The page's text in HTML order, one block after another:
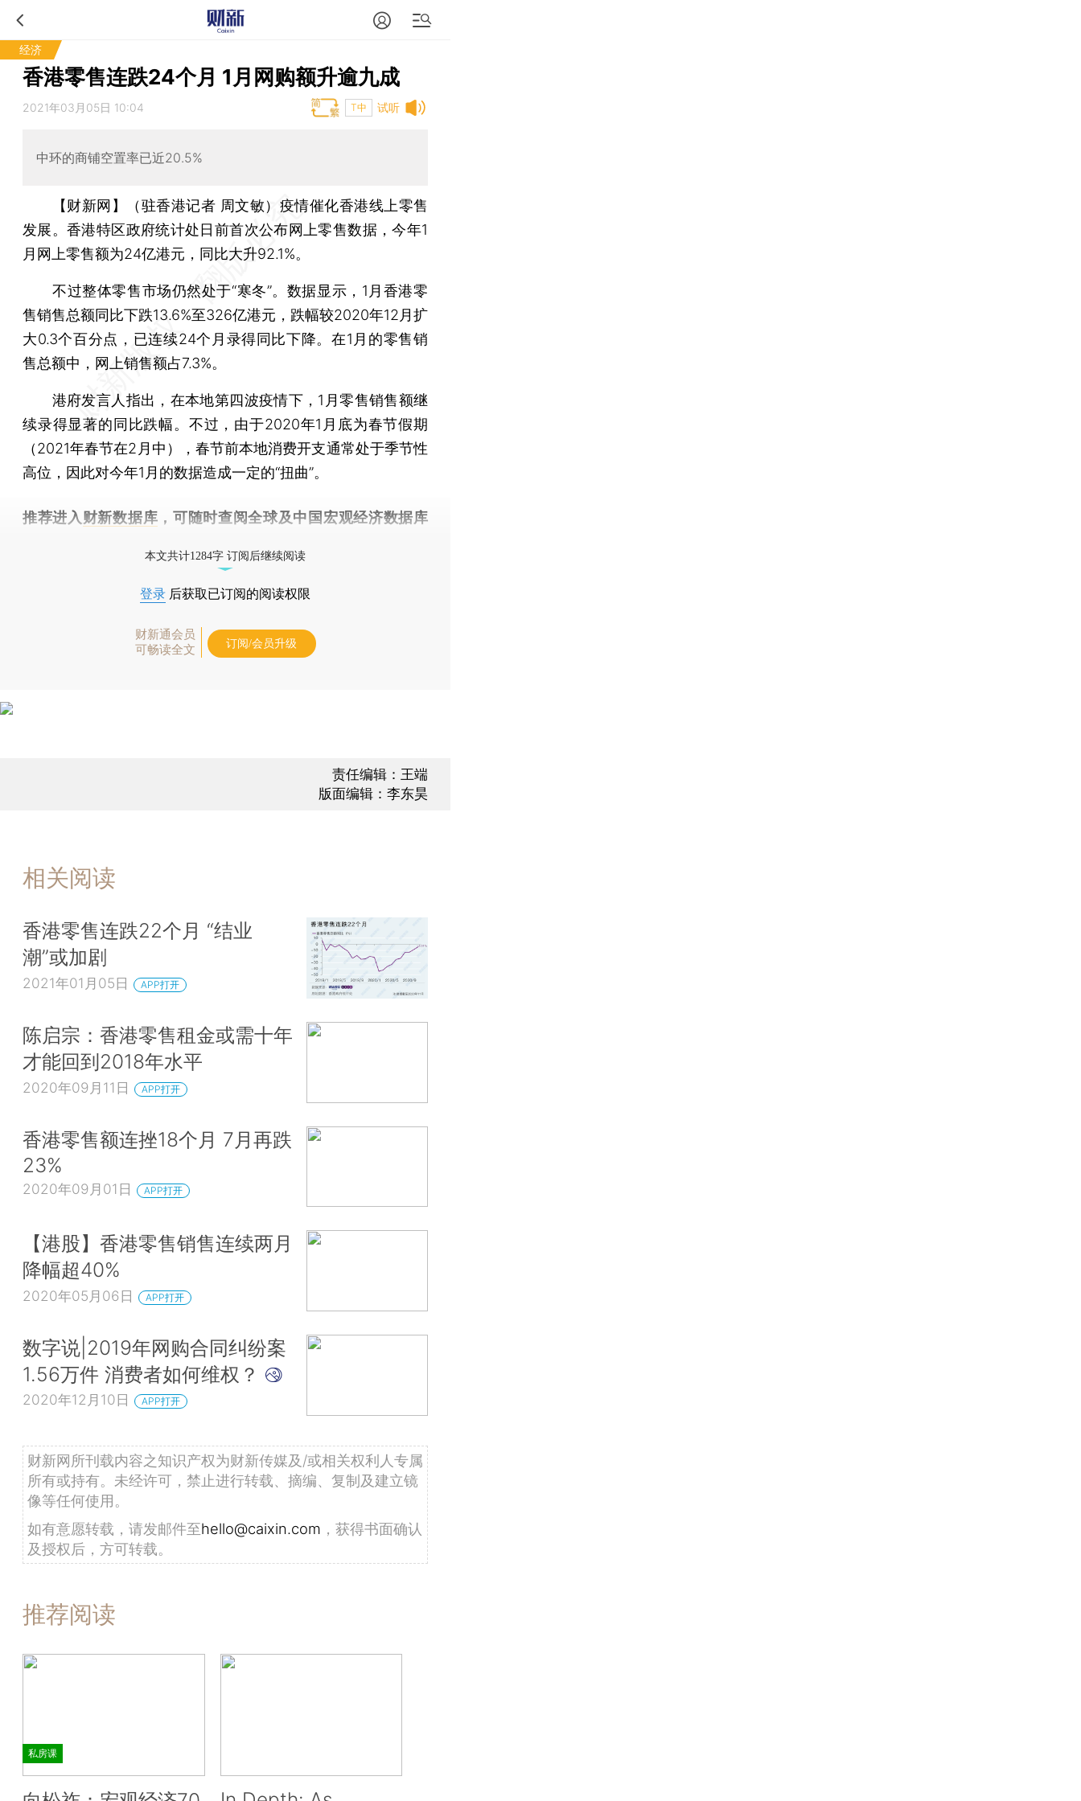
经济
香港零售连跌24个月 1月网购额升逾九成
试听
2021年03月05日 10:04 T中
中环的商铺空置率已近20.5%
【财新网】（驻香港记者 周文敏） 疫情催化香港线上零售
发展。香港特区政府统计处日前首次公布网上零售数据，今年1
月网上零售额为24亿港元，同比大升92.1%。
不过整体零售市场仍然处于“寒冬”。数据显示，1月香港零
售销售总额同比下跌13.6%至326亿港元，跌幅较2020年12月扩
大0.3个百分点，已连续24个月录得同比下降。在1月的零售销
售总额中，网上销售额占7.3%。
港府发言人指出，在本地第四波疫情下，1月零售销售额继
续录得显著的同比跌幅。不过，由于2020年1月底为春节假期
（2021年春节在2月中），春节前本地消费开支通常处于季节性
高位，因此对今年1月的数据造成一定的“扭曲”。
推荐进入 财新数据库 ，可随时查阅全球及中国宏观经济数据库
本文共计1284字 订阅后继续阅读
登录 后获取已订阅的阅读权限
财新通会员
可畅读全文
订阅/会员升级
责任编辑：王端
版面编辑：李东昊
相关阅读
香港零售连跌22个月 “结业
潮”或加剧
2021年01月05日 APP打开
陈启宗：香港零售租金或需十年
才能回到2018年水平
2020年09月11日 APP打开
香港零售额连挫18个月 7月再跌
23%
2020年09月01日 APP打开
【港股】香港零售销售连续两月
降幅超40%
2020年05月06日 APP打开
数字说|2019年网购合同纠纷案
1.56万件 消费者如何维权？
2020年12月10日 APP打开
财新网所刊载内容之知识产权为财新传媒及/或相关权利人专属
所有或持有。未经许可，禁止进行转载、摘编、复制及建立镜
像等任何使用。
如有意愿转载，请发邮件至hello@caixin.com ，获得书面确认
及授权后，方可转载。
推荐阅读
私房课